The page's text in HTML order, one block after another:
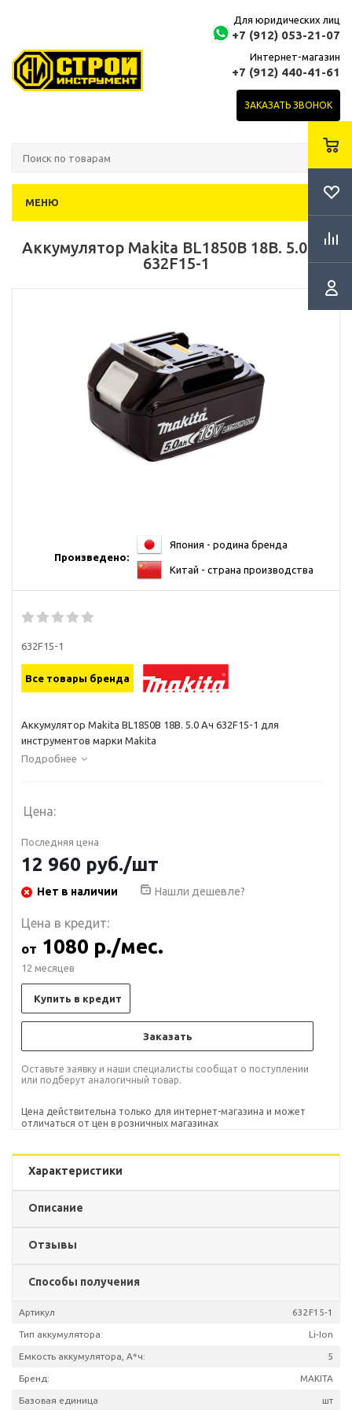
Для юридических лиц
+7 (912) 053-21-07
Интернет-магазин
+7 (912) 440-41-61
ЗАКАЗАТЬ ЗВОНОК
МЕНЮ
Аккумулятор Makita BL1850B 18B. 5.0 Ач
632F15-1
Произведено:
Япония - родина бренда
Китай - страна производства
632F15-1
Все товары бренда
Аккумулятор Makita BL1850B 18B. 5.0 Ач 632F15-1 для
инструментов марки Makita
Подробнее
Цена:
Последняя цена
12 960 руб./шт
Нет в наличии Нашли дешевле?
Цена в кредит:
от 1080 р./мес.
12 месяцев
Купить в кредит
Заказать
Оставьте заявку и наши специалисты сообщат о поступлении
или подберут аналогичный товар.
Цена действительна только для интернет-магазина и может
отличаться от цен в розничных магазинах
Характеристики
Описание
Отзывы
Способы получения